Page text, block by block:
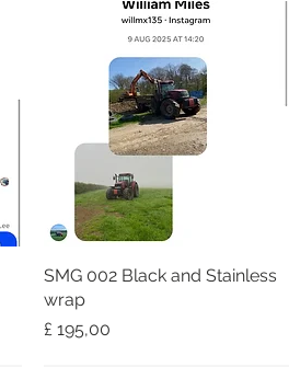
Snel overzicht
SMG 002 Black and Stainless
wrap
Prijs
£ 195,00